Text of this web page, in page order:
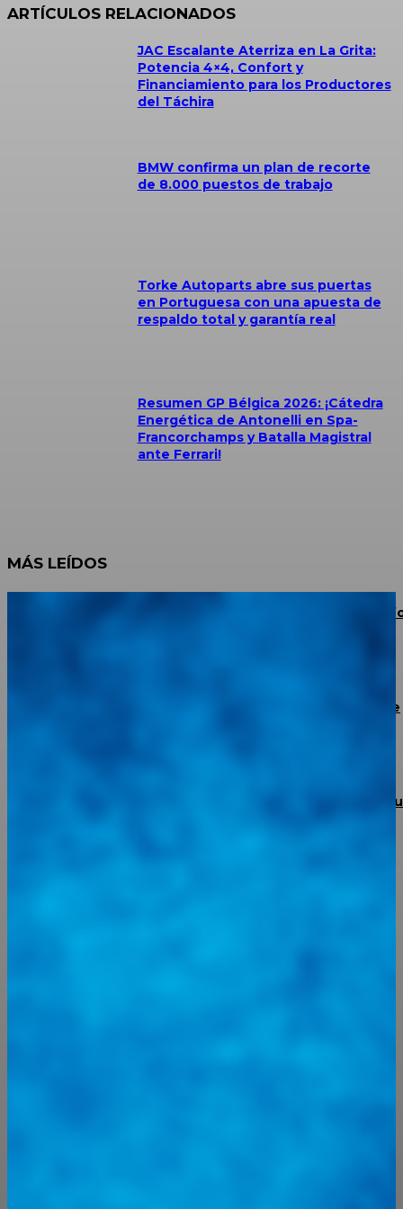
ARTÍCULOS RELACIONADOS
JAC Escalante Aterriza en La Grita:
Potencia 4×4, Confort y
Financiamiento para los Productores
del Táchira
BMW confirma un plan de recorte
de 8.000 puestos de trabajo
Torke Autoparts abre sus puertas
en Portuguesa con una apuesta de
respaldo total y garantía real
Resumen GP Bélgica 2026: ¡Cátedra
Energética de Antonelli en Spa-
Francorchamps y Batalla Magistral
ante Ferrari!
MÁS LEÍDOS
JAC Escalante Aterriza en La Grita: Potencia 4×4,
BMW confirma un plan de recorte de 8.000 puestos de
Torke Autoparts abre sus puertas en Portuguesa con